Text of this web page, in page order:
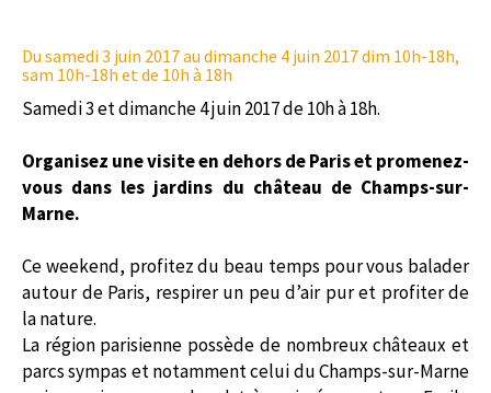
Du samedi 3 juin 2017au dimanche 4 juin 2017 dim 10h-18h,
sam 10h-18h et de 10h à 18h
Samedi 3 et dimanche 4 juin 2017 de 10h à 18h.
Organisez une visite en dehors de Paris et promenez-
vous dans les jardins du château de Champs-sur-
Marne.
Ce weekend, profitez du beau temps pour vous balader
autour de Paris, respirer un peu d’air pur et profiter de
la nature.
La région parisienne possède de nombreux châteaux et
parcs sympas et notamment celui du Champs-sur-Marne